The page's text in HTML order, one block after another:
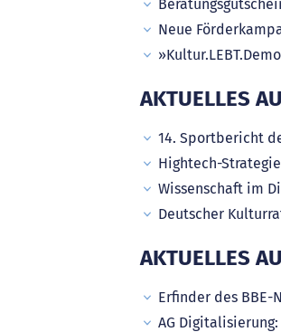
Neue
AKTUELLES
14. Sportbericht
Hightech-
Wissenschaft im
Deutscher
AKTUELLES
Erfinder des BBE-
AG